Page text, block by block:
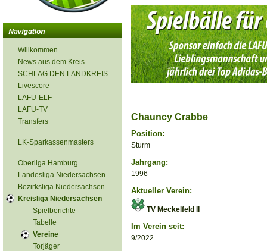
Willkommen
News aus dem Kreis
SCHLAG DEN LANDKREIS
Livescore
LAFU-ELF
LAFU-TV
Transfers
LK-Sparkassenmasters
Oberliga Hamburg
Landesliga Niedersachsen
Bezirksliga Niedersachsen
Kreisliga Niedersachsen
Spielberichte
Tabelle
Vereine
Torjäger
Chauncy Crabbe
Position:
Sturm
Jahrgang:
1996
Aktueller Verein:
TV Meckelfeld II
Im Verein seit:
9/2022